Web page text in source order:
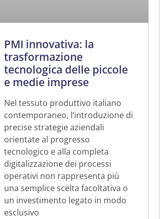
PMI innovativa: la
trasformazione
tecnologica delle piccole
e medie imprese
Nel tessuto produttivo italiano
contemporaneo, l’introduzione di
precise strategie aziendali
orientate al progresso
tecnologico e alla completa
digitalizzazione dei processi
operativi non rappresenta più
una semplice scelta facoltativa o
un investimento legato in modo
esclusivo